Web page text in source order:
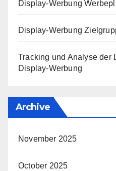
Display-Werbung
Display-Werbung
Tracking und Analyse der
Display-Werbung
Archive
November 2025
October 2025